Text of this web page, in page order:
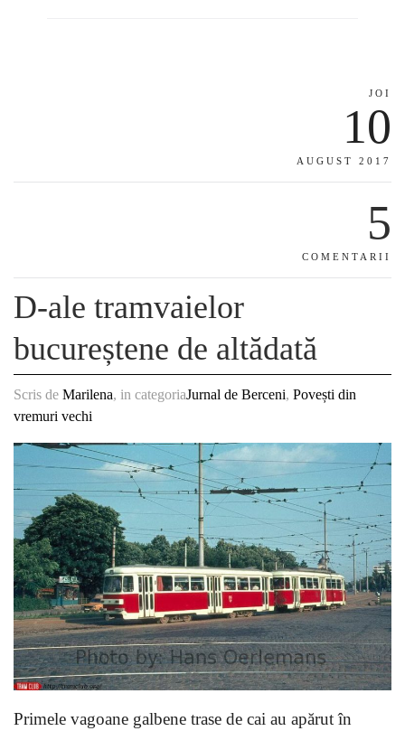
JOI
10
AUGUST 2017
5
COMENTARII
D-ale tramvaielor
bucureștene de altădată
Scris de Marilena, in categoriaJurnal de Berceni, Povești din
vremuri vechi
Primele vagoane galbene trase de cai au apărut în